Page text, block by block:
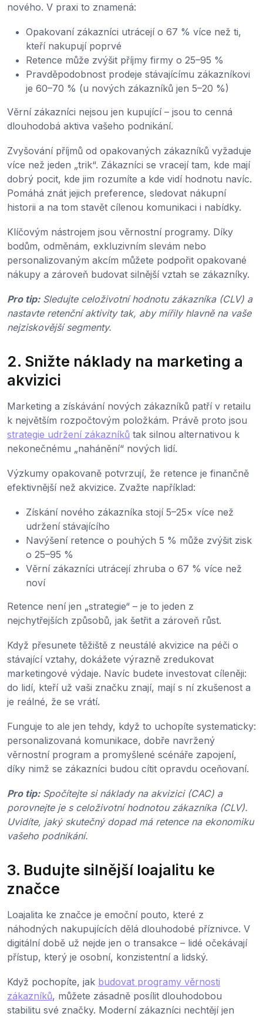
nového. V praxi to znamená:
Opakovaní zákazníci utrácejí o 67 % více než ti,
kteří nakupují poprvé
Retence může zvýšit příjmy firmy o 25–95 %
Pravděpodobnost prodeje stávajícímu zákazníkovi
je 60–70 % (u nových zákazníků jen 5–20 %)
Věrní zákazníci nejsou jen kupující – jsou to cenná
dlouhodobá aktiva vašeho podnikání.
Zvyšování příjmů od opakovaných zákazníků vyžaduje
více než jeden „trik“. Zákazníci se vracejí tam, kde mají
dobrý pocit, kde jim rozumíte a kde vidí hodnotu navíc.
Pomáhá znát jejich preference, sledovat nákupní
historii a na tom stavět cílenou komunikaci i nabídky.
Klíčovým nástrojem jsou věrnostní programy. Díky
bodům, odměnám, exkluzivním slevám nebo
personalizovaným akcím můžete podpořit opakované
nákupy a zároveň budovat silnější vztah se zákazníky.
Pro tip: Sledujte celoživotní hodnotu zákazníka (CLV) a
nastavte retenční aktivity tak, aby mířily hlavně na vaše
nejziskovější segmenty.
2. Snižte náklady na marketing a
akvizici
Marketing a získávání nových zákazníků patří v retailu
k největším rozpočtovým položkám. Právě proto jsou
strategie udržení zákazníků tak silnou alternativou k
nekonečnému „nahánění“ nových lidí.
Výzkumy opakovaně potvrzují, že retence je finančně
efektivnější než akvizice. Zvažte například:
Získání nového zákazníka stojí 5–25× více než
udržení stávajícího
Navýšení retence o pouhých 5 % může zvýšit zisk
o 25–95 %
Věrní zákazníci utrácejí zhruba o 67 % více než
noví
Retence není jen „strategie“ – je to jeden z
nejchytřejších způsobů, jak šetřit a zároveň růst.
Když přesunete těžiště z neustálé akvizice na péči o
stávající vztahy, dokážete výrazně zredukovat
marketingové výdaje. Navíc budete investovat cíleněji:
do lidí, kteří už vaši značku znají, mají s ní zkušenost a
je reálné, že se vrátí.
Funguje to ale jen tehdy, když to uchopíte systematicky:
personalizovaná komunikace, dobře navržený
věrnostní program a promyšlené scénáře zapojení,
díky nimž se zákazníci budou cítit opravdu oceňovaní.
Pro tip: Spočítejte si náklady na akvizici (CAC) a
porovnejte je s celoživotní hodnotou zákazníka (CLV).
Uvidíte, jaký skutečný dopad má retence na ekonomiku
vašeho podnikání.
3. Budujte silnější loajalitu ke
značce
Loajalita ke značce je emoční pouto, které z
náhodných nakupujících dělá dlouhodobé příznivce. V
digitální době už nejde jen o transakce – lidé očekávají
přístup, který je osobní, konzistentní a lidský.
Když pochopíte, jak budovat programy věrnosti
zákazníků, můžete zásadně posílit dlouhodobou
stabilitu své značky. Moderní zákazníci nechtějí jen